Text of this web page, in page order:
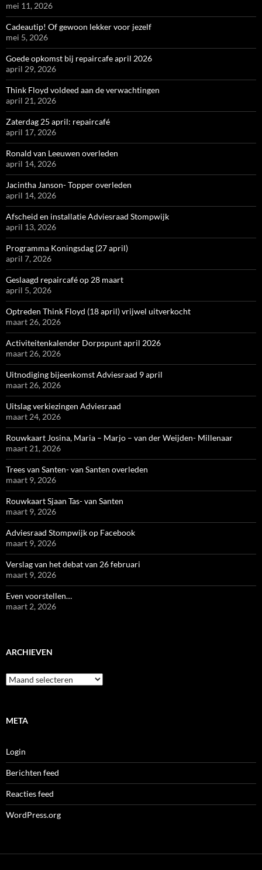
mei 11, 2026
Cadeautip! Of gewoon lekker voor jezelf
mei 5, 2026
Goede opkomst bij repaircafe april 2026
april 29, 2026
Think Floyd voldeed aan de verwachtingen
april 21, 2026
Zaterdag 25 april: repaircafé
april 17, 2026
Ronald van Leeuwen overleden
april 14, 2026
Jacintha Janson- Topper overleden
april 14, 2026
Afscheid en installatie Adviesraad Stompwijk
april 13, 2026
Programma Koningsdag (27 april)
april 7, 2026
Geslaagd repaircafé op 28 maart
april 5, 2026
Optreden Think Floyd (18 april) vrijwel uitverkocht
maart 26, 2026
Activiteitenkalender Dorpspunt april 2026
maart 26, 2026
Uitnodiging bijeenkomst Adviesraad 9 april
maart 26, 2026
Uitslag verkiezingen Adviesraad
maart 24, 2026
Rouwkaart Josina, Maria – Marjo – van der Weijden- Millenaar
maart 21, 2026
Trees van Santen- van Santen overleden
maart 9, 2026
Rouwkaart Sjaan Tas- van Santen
maart 9, 2026
Adviesraad Stompwijk op Facebook
maart 9, 2026
Verslag van het debat van 26 februari
maart 9, 2026
Even voorstellen…
maart 2, 2026
ARCHIEVEN
Archieven
META
Login
Berichten feed
Reacties feed
WordPress.org